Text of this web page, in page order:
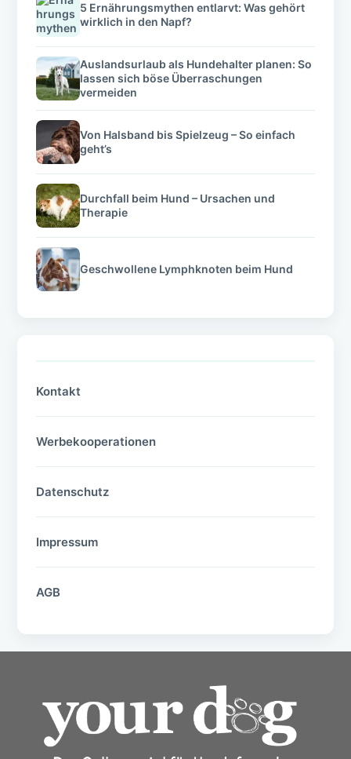
5 Ernährungsmythen entlarvt: Was gehört
wirklich in den Napf?
Auslandsurlaub als Hundehalter planen: So
lassen sich böse Überraschungen
vermeiden
Von Halsband bis Spielzeug – So einfach
geht’s
Durchfall beim Hund – Ursachen und
Therapie
Geschwollene Lymphknoten beim Hund
Kontakt
Werbekooperationen
Datenschutz
Impressum
AGB